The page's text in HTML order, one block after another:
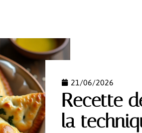
21/06/2026
Recette
la